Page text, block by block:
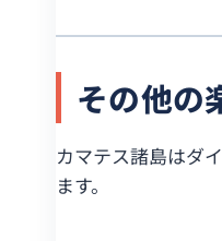
その他の
カマテス諸島はダ
ます。